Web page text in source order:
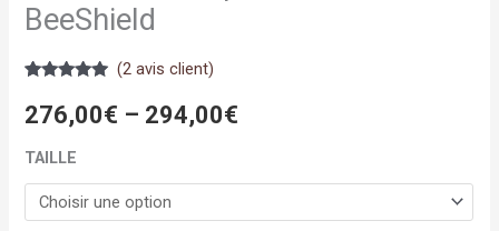
BeeShield
sur 5
basé sur
client
(2 avis client)
276,00€ – 294,00€
TAILLE